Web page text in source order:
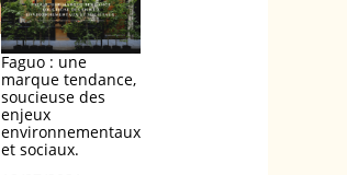
Faguo : une
marque tendance,
soucieuse des
enjeux
environnementaux
et sociaux.